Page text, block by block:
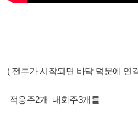
( 전투가 시작되면 바닥 덕분에 연
적응주2개 내화주3개를